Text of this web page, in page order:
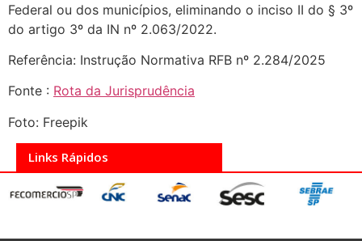
Federal ou dos municípios, eliminando o inciso II do § 3º
do artigo 3º da IN nº 2.063/2022.
Referência: Instrução Normativa RFB nº 2.284/2025
Fonte : Rota da Jurisprudência
Foto: Freepik
Links Rápidos